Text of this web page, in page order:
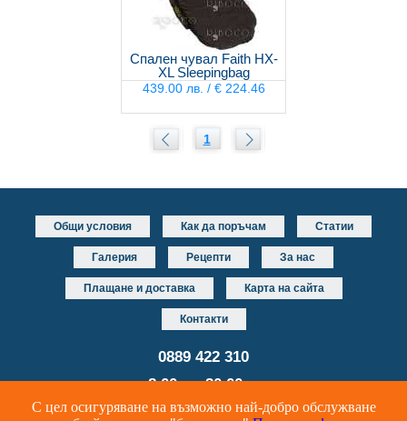
Спален чувал Faith HX-
XL Sleepingbag
439.00 лв. / € 224.46
1
Общи условия Как да поръчам Статии
Галерия Рецепти За нас
Плащане и доставка Карта на сайта
Контакти
0889 422 310
от 8.00 до 20.00 часа
Уеб дизайн и разработкаDUALM studio
С цел осигуряване на възможно най-добро обслужване